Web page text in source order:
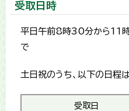
受取日時
平日午前8時30分から11
で
土日祝のうち、以下の日程
受取日